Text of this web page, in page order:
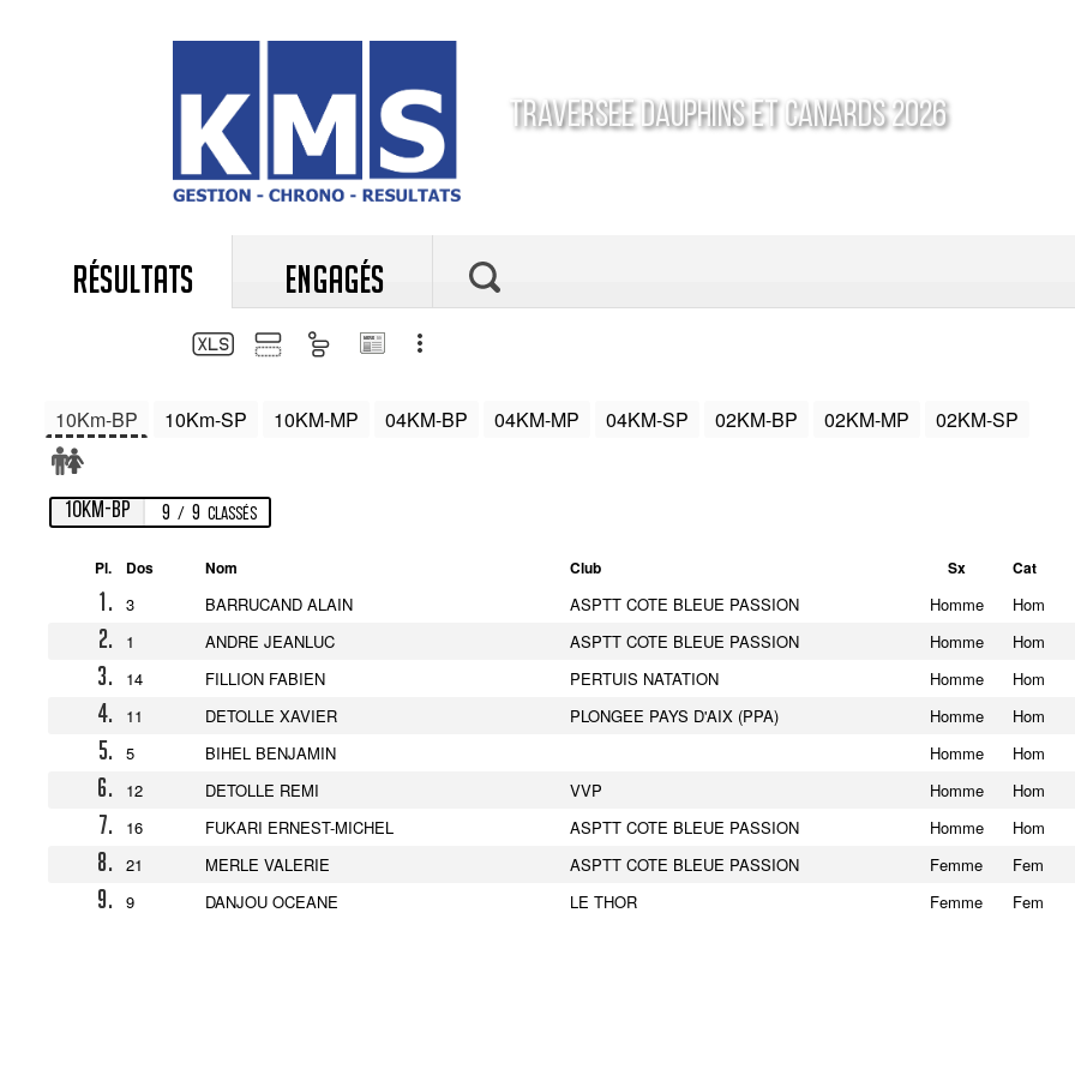
Traversee Dauphins et Canards 2026
RÉSULTATS ENGAGÉS
10Km-BP 10Km-SP 10KM-MP 04KM-BP 04KM-MP 04KM-SP 02KM-BP 02KM-MP 02KM-SP
10Km-BP 9 / 9 Classés
Pl. Dos Nom Club Sx Cat
1. 3 BARRUCAND ALAIN ASPTT COTE BLEUE PASSION Homme Hom
2. 1 ANDRE JEANLUC ASPTT COTE BLEUE PASSION Homme Hom
3. 14 FILLION FABIEN PERTUIS NATATION Homme Hom
4. 11 DETOLLE XAVIER PLONGEE PAYS D'AIX (PPA) Homme Hom
5. 5 BIHEL BENJAMIN Homme Hom
6. 12 DETOLLE REMI VVP Homme Hom
7. 16 FUKARI ERNEST-MICHEL ASPTT COTE BLEUE PASSION Homme Hom
8. 21 MERLE VALERIE ASPTT COTE BLEUE PASSION Femme Fem
9. 9 DANJOU OCEANE LE THOR Femme Fem